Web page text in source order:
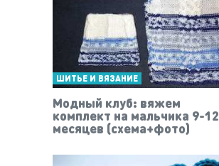
ШИТЬЕ И ВЯЗАНИЕ
Модный клуб: вяжем
комплект на мальчика 9-12
месяцев (схема+фото)